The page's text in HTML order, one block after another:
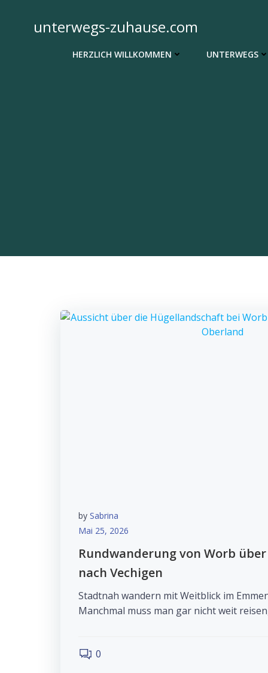
springenunterwegs-zuhause.com
HERZLICH WILLKOMMEN UNTERWEGS
by Sabrina
Mai 25, 2026
Rundwanderung von Worb
nach Vechigen
Stadtnah wandern mit Weitblick im
Manchmal muss man gar nicht weit
0